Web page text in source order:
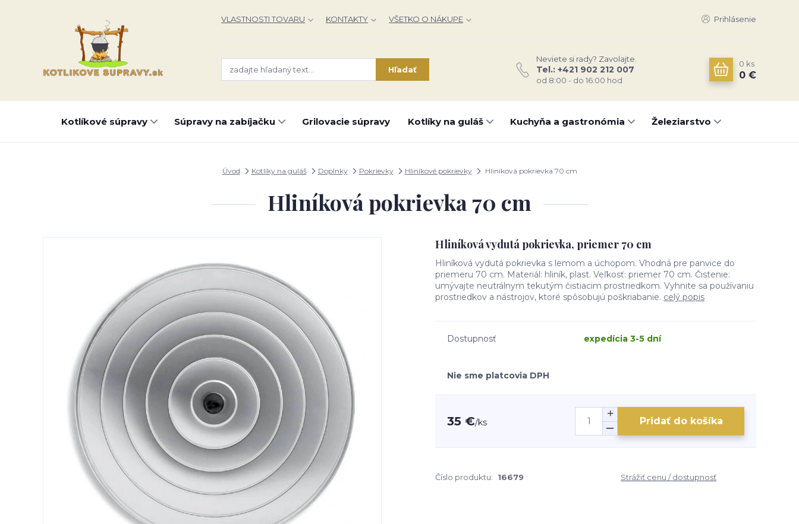
VLASTNOSTI TOVARU KONTAKTY VŠETKO O NÁKUPE Prihlásenie
Hľadať
Neviete si rady? Zavolajte.
Tel.: +421 902 212 007
od 8:00 - do 16:00 hod
0 ks
0 €
Kotlíkové súpravy Súpravy na zabíjačku Grilovacie súpravy Kotlíky na guláš Kuchyňa a gastronómia Železiarstvo
Úvod Kotlíky na guláš Doplnky Pokrievky Hliníkové pokrievky Hliníková pokrievka 70 cm
Hliníková pokrievka 70 cm
Hliníková vydutá pokrievka, priemer 70 cm
Hliníková vydutá pokrievka s lemom a úchopom. Vhodná pre panvice do
priemeru 70 cm. Materiál: hliník, plast. Veľkosť: priemer 70 cm. Čistenie:
umývajte neutrálnym tekutým čistiacim prostriedkom. Vyhnite sa používaniu
prostriedkov a nástrojov, ktoré spôsobujú poškriabanie. celý popis
Dostupnosť expedícia 3-5 dní
Nie sme platcovia DPH
35 €/ks Pridať do košíka
Číslo produktu: 16679 Strážiť cenu / dostupnosť